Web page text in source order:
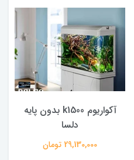
آکواریوم k1500 بدون پایه
دلسا
29,130,000 تومان